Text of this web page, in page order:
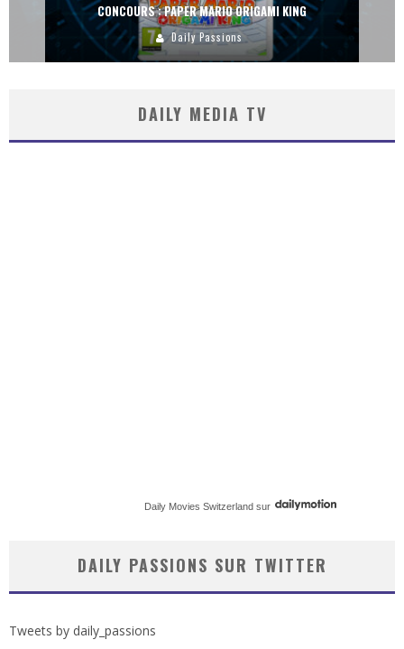
CONCOURS : PAPER MARIO ORIGAMI KING
Daily Passions
DAILY MEDIA TV
Daily Movies Switzerland sur
DAILY PASSIONS SUR TWITTER
Tweets by daily_passions